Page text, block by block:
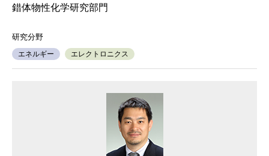
錯体物性化学研究部門
エネルギー エレクトロニクス